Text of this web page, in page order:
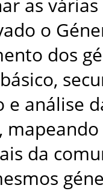
as
o
dos
e análise
da